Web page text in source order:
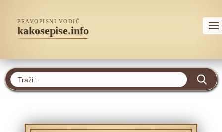
PRAVOPISNI VODIČ
kakosepise.info